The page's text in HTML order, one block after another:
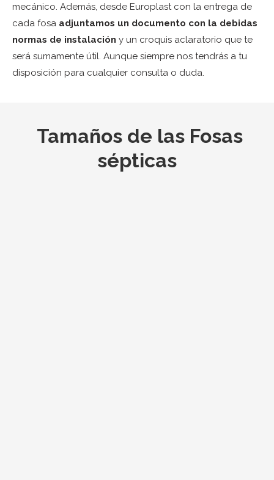
mecánico. Además, desde Europlast con la entrega de
cada fosa adjuntamos un documento con la debidas
normas de instalación y un croquis aclaratorio que te
será sumamente útil. Aunque siempre nos tendrás a tu
disposición para cualquier consulta o duda.
Tamaños de las Fosas
sépticas